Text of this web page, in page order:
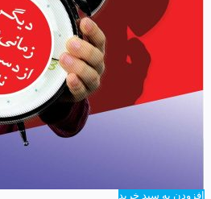
افزودن به سبد خرید